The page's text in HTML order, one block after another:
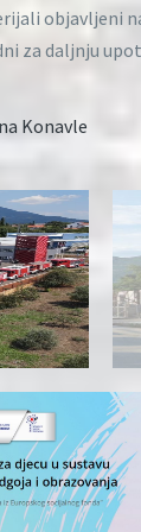
objavljeni
za daljnju
Konavle